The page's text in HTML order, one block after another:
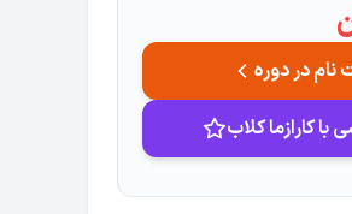
نام در دوره
با کارازما کلاب